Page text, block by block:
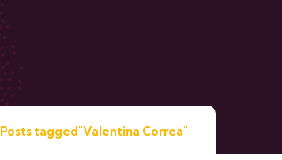
Posts tagged"Valentina Correa"